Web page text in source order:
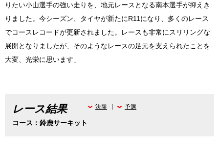
りたい小山選手の強い走りを、地元レースとなる南本選手が抑えき
りました。今シーズン、タイヤが新たにR11になり、多くのレース
でコースレコードが更新されました。レースも非常にスリリングな
展開となりましたが、そのようなレースの足元を支えられたことを
大変、光栄に思います」
レース結果
コース：鈴鹿サーキット
決勝 予選